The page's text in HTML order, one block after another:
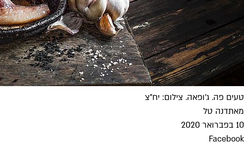
טעים פה. ג'ופאה. צילום: יח"צ
מאתדנה טל
10 בפברואר 2020
Facebook